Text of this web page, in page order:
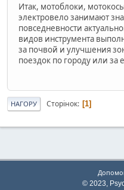
Итак, мотоблоки,
электровело занимают
повседневности
видов инструмента
за почвой и улучшения
поездок по городу или за
НАГОРУ Сторінок 1
© 2023,